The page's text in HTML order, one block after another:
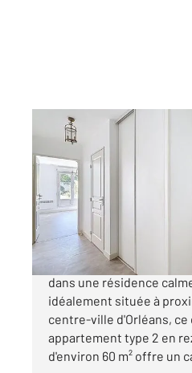
ORLEANS 45
59,44 m
, 2 pièces
Ref : 9094
Appartement F2 à
139 000 €
Century 21 Premium
dans une résidence
idéalement située à
centre-ville d'Orléans, ce
appartement type 2 en
d'environ 60 m² offre un